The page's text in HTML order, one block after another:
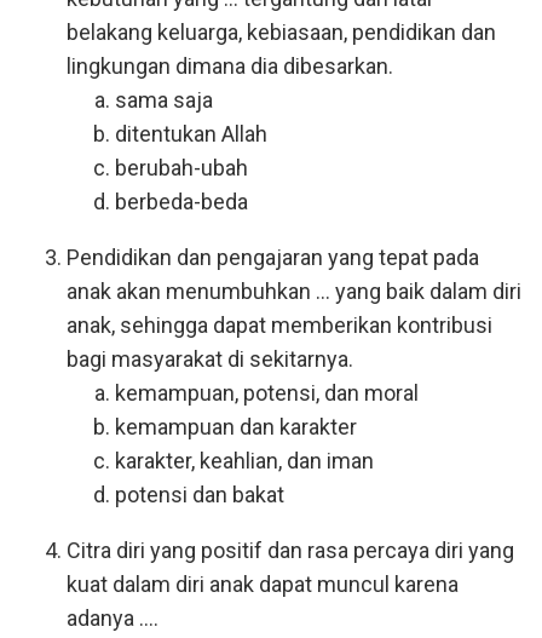
belakang keluarga, kebiasaan, pendidikan dan
lingkungan dimana dia dibesarkan.
sama saja
ditentukan Allah
berubah-ubah
berbeda-beda
Pendidikan dan pengajaran yang tepat pada
anak akan menumbuhkan ... yang baik dalam diri
anak, sehingga dapat memberikan kontribusi
bagi masyarakat di sekitarnya.
kemampuan, potensi, dan moral
kemampuan dan karakter
karakter, keahlian, dan iman
potensi dan bakat
Citra diri yang positif dan rasa percaya diri yang
kuat dalam diri anak dapat muncul karena
adanya ....